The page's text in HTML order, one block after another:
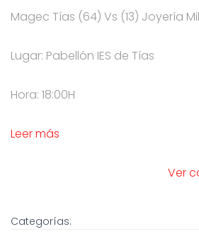
Magec Tías (64) Vs (13) Joyería
Lugar: Pabellón IES de Tías
Hora: 18:00H
Leer más
Ver
Categorías: